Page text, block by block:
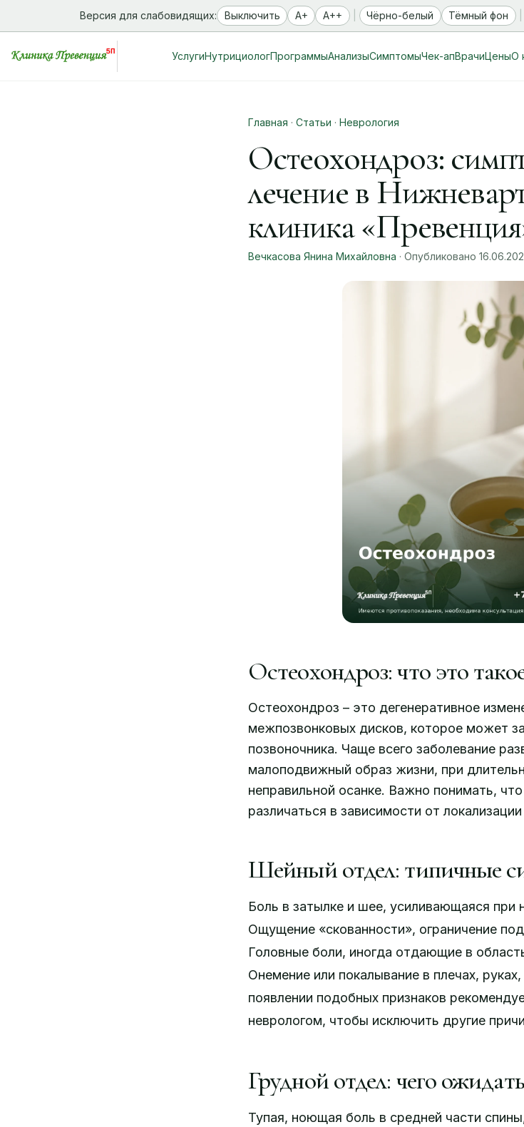
Версия для слабовидящих: Выключить A+ A++ Чёрно-белый Тёмный фон
УслугиНутрициологПрограммыАнализыСимптомыЧек-апВрачиЦеныО
Главная · Статьи · Неврология
Остеохондроз:
лечение в
клиника
Вечкасова Янина Михайловна · Опубликовано
Остеохондроз: что это
Остеохондроз – это дегенеративное
межпозвонковых дисков, которое может
позвоночника. Чаще всего заболевание
малоподвижный образ жизни, при
неправильной осанке. Важно понимать,
различаться в зависимости от
Шейный отдел: типичные
Боль в затылке и шее, усиливающаяся при
Ощущение «скованности», ограничение
Головные боли, иногда отдающие в
Онемение или покалывание в плечах,
появлении подобных признаков
неврологом, чтобы исключить другие
Грудной отдел: чего
Тупая, ноющая боль в средней части